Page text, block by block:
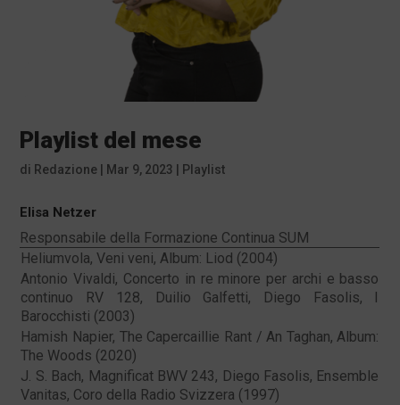
Playlist del mese
di Redazione Mar 9, 2023 Playlist
Elisa Netzer
Responsabile della Formazione Continua SUM
Heliumvola, Veni veni, Album: Liod (2004)
Antonio Vivaldi, Concerto in re minore per archi e basso
continuo RV 128, Duilio Galfetti, Diego Fasolis, I
Barocchisti (2003)
Hamish Napier, The Capercaillie Rant / An Taghan, Album:
The Woods (2020)
J. S. Bach, Magnificat BWV 243, Diego Fasolis, Ensemble
Vanitas, Coro della Radio Svizzera (1997)